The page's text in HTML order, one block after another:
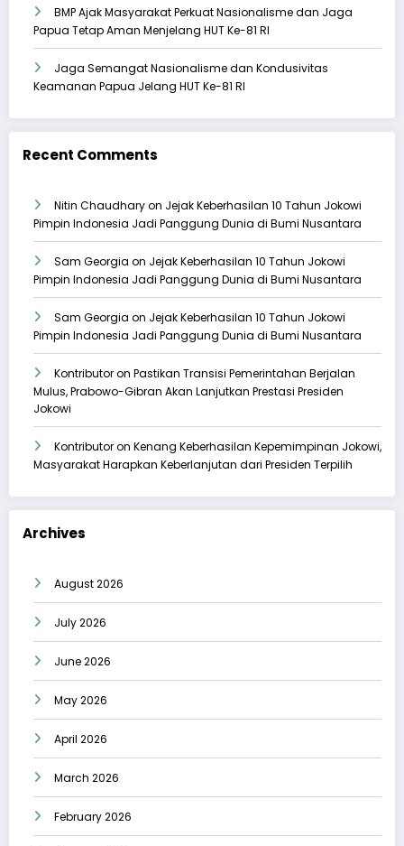
BMP Ajak Masyarakat Perkuat Nasionalisme dan Jaga
Papua Tetap Aman Menjelang HUT Ke-81 RI
Jaga Semangat Nasionalisme dan Kondusivitas
Keamanan Papua Jelang HUT Ke-81 RI
Recent Comments
Nitin Chaudharyon Jejak Keberhasilan 10 Tahun Jokowi
Pimpin Indonesia Jadi Panggung Dunia di Bumi Nusantara
Sam Georgia on Jejak Keberhasilan 10 Tahun Jokowi
Pimpin Indonesia Jadi Panggung Dunia di Bumi Nusantara
Sam Georgia on Jejak Keberhasilan 10 Tahun Jokowi
Pimpin Indonesia Jadi Panggung Dunia di Bumi Nusantara
Kontributoron Pastikan Transisi Pemerintahan Berjalan
Mulus, Prabowo-Gibran Akan Lanjutkan Prestasi Presiden
Jokowi
Kontributoron Kenang Keberhasilan Kepemimpinan Jokowi,
Masyarakat Harapkan Keberlanjutan dari Presiden Terpilih
Archives
August 2026
July 2026
June 2026
May 2026
April 2026
March 2026
February 2026